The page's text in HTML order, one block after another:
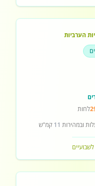
הערביות
לחות
ובמהירות 11 קמ"ש